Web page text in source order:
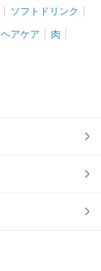
ソフトドリンク
ヘアケア 肉